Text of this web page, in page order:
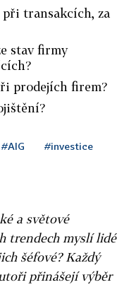
transakcích, za
stav firmy
prodejích firem?
#AIG #investice
a světové
trendech myslí lidé
šéfové? Každý
přinášejí výběr